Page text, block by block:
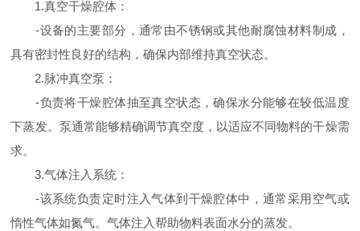
1.真空干燥腔体：
-设备的主要部分，通常由不锈钢或其他耐腐蚀材料制成，
具有密封性良好的结构，确保内部维持真空状态。
2.脉冲真空泵：
-负责将干燥腔体抽至真空状态，确保水分能够在较低温度
下蒸发。泵通常能够精确调节真空度，以适应不同物料的干燥需
求。
3.气体注入系统：
-该系统负责定时注入气体到干燥腔体中，通常采用空气或
惰性气体如氮气。气体注入帮助物料表面水分的蒸发。